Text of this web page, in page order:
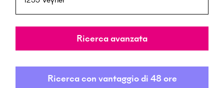
Raggio
Ricerca avanzata
Ricerca con vantaggio di 48 ore